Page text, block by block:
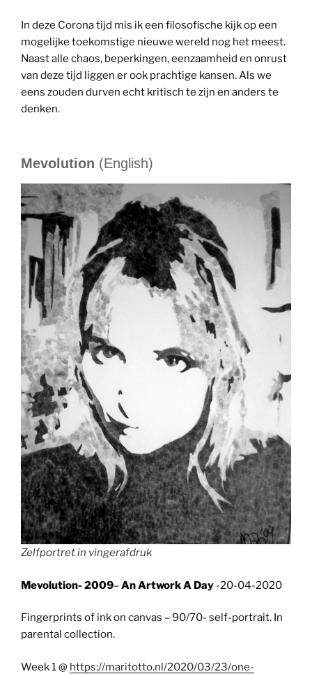
In deze Corona tijd mis ik een filosofische kijk op een
mogelijke toekomstige nieuwe wereld nog het meest.
Naast alle chaos, beperkingen, eenzaamheid en onrust
van deze tijd liggen er ook prachtige kansen. Als we
eens zouden durven echt kritisch te zijn en anders te
denken.
Mevolution (English)
Zelfportret in vingerafdruk
Mevolution- 2009–An Artwork A Day -20-04-2020
Fingerprints of ink on canvas – 90/70- self-portrait. In
parental collection.
Week 1 @ https://maritotto.nl/2020/03/23/one-